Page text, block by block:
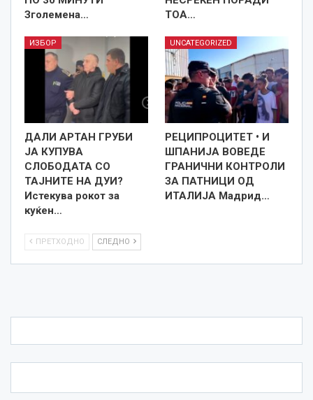
Зголемена…
ТОА…
ИЗБОР
ДАЛИ АРТАН ГРУБИ
ЈА КУПУВА
СЛОБОДАТА СО
ТАЈНИТЕ НА ДУИ?
Истекува рокот за
куќен…
UNCATEGORIZED
РЕЦИПРОЦИТЕТ • И
ШПАНИЈА ВОВЕДЕ
ГРАНИЧНИ КОНТРОЛИ
ЗА ПАТНИЦИ ОД
ИТАЛИЈА Мадрид…
ПРЕТХОДНО СЛЕДНО